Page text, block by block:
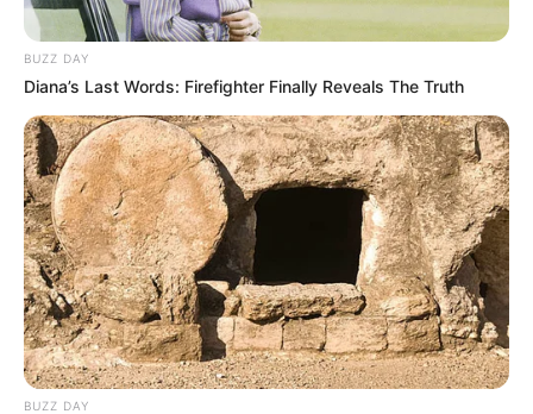
BUZZ DAY
Diana’s Last Words: Firefighter Finally Reveals The Truth
BUZZ DAY